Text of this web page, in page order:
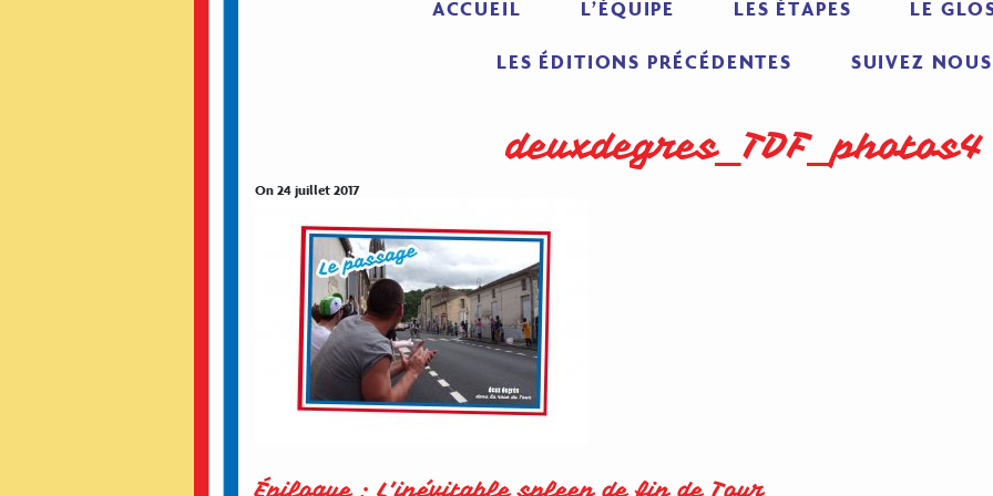
ACCUEIL L’ÉQUIPE LES ÉTAPES LE
LES ÉDITIONS PRÉCÉDENTES SUIVEZ NOUS
deuxdegres_TDF_photos4
On 24 juillet 2017
Épilogue : L’inévitable spleen de fin de Tour